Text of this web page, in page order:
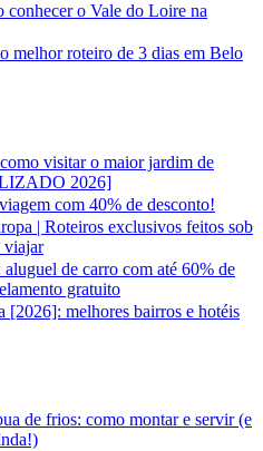
conhecer o Vale do Loire na
melhor roteiro de 3 dias em Belo
visitar o maior jardim de
2026]
com 40% de desconto!
| Roteiros exclusivos feitos sob
viajar
de carro com até 60% de
gratuito
[2026]: melhores bairros e hotéis
de frios: como montar e servir (e